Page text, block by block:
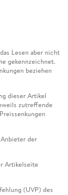
Lesen aber nicht
gekennzeichnet.
beziehen
dieser Artikel
zutreffende
der
Artikelseite
(UVP) des